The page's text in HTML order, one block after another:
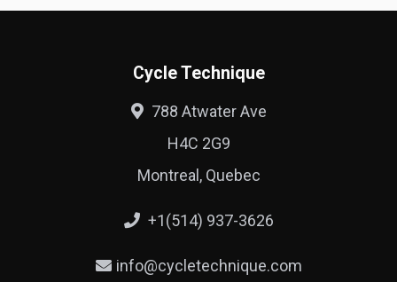
Cycle Technique
788 Atwater Ave
H4C 2G9
Montreal, Quebec
+1(514) 937-3626
info@cycletechnique.com